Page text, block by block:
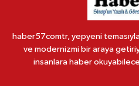
haber57comtr, yepyeni
ve modernizmi bir araya
insanlara haber